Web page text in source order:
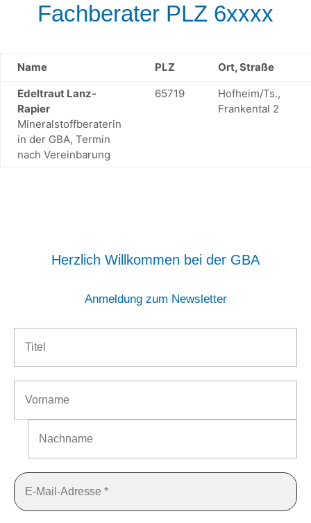
Fachberater PLZ 6xxxx
Name PLZ
Ort, Straße
Edeltraut Lanz-
Rapier
Mineralstoffberaterin
in der GBA, Termin
nach Vereinbarung
65719
Hofheim/Ts.,
Frankental 2
Herzlich Willkommen bei der GBA
Anmeldung zum Newsletter